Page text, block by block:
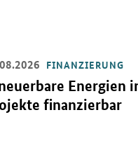
FINANZIERUNG
Energien
finanzierbar